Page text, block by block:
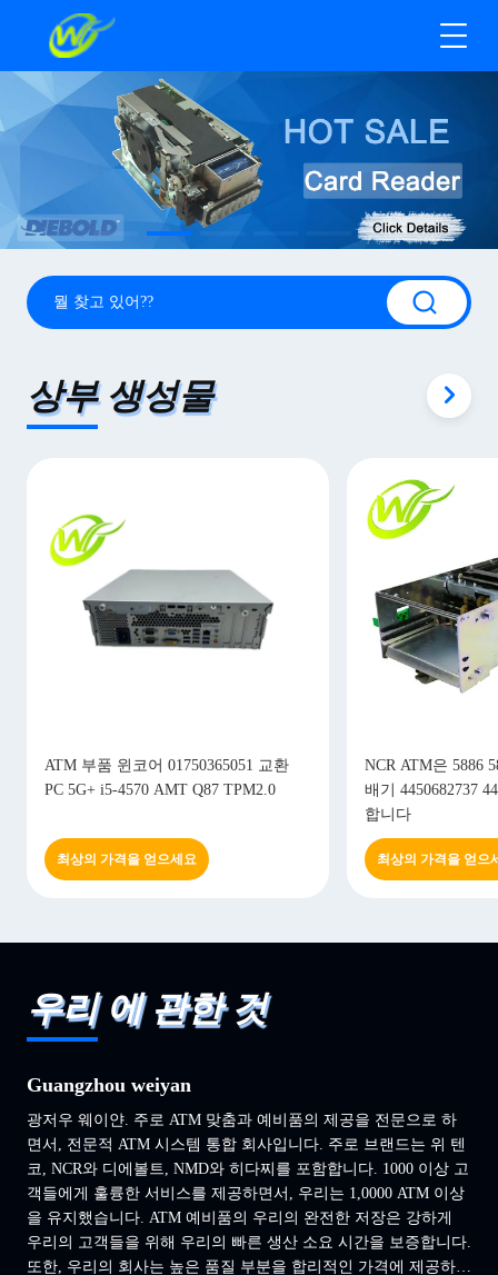
상부 생성물
ATM 부품 윈코어 01750365051 교환
PC 5G+ i5-4570 AMT Q87 TPM2.0
최상의 가격을 얻으세요
NCR ATM은 5886
배기 4450682737
합니다
최상의 가격을 얻으
우리 에 관한 것
Guangzhou weiyan
광저우 웨이얀. 주로 ATM 맞춤과 예비품의 제공을 전문으로 하
면서, 전문적 ATM 시스템 통합 회사입니다. 주로 브랜드는 위 텐
코, NCR와 디에볼트, NMD와 히다찌를 포함합니다. 1000 이상 고
객들에게 훌륭한 서비스를 제공하면서, 우리는 1,0000 ATM 이상
을 유지했습니다. ATM 예비품의 우리의 완전한 저장은 강하게
우리의 고객들을 위해 우리의 빠른 생산 소요 시간을 보증합니다.
또한, 우리의 회사는 높은 품질 부분을 합리적인 가격에 제공하